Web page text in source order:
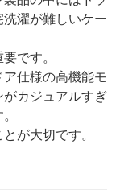
濯が難しいケー
です。
ア仕様の高機能モ
カジュアルすぎ
が大切です。